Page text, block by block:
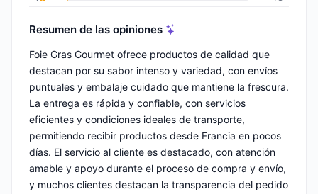
Resumen de las opiniones
Foie Gras Gourmet ofrece productos de calidad que
destacan por su sabor intenso y variedad, con envíos
puntuales y embalaje cuidado que mantiene la frescura.
La entrega es rápida y confiable, con servicios
eficientes y condiciones ideales de transporte,
permitiendo recibir productos desde Francia en pocos
días. El servicio al cliente es destacado, con atención
amable y apoyo durante el proceso de compra y envío,
y muchos clientes destacan la transparencia del pedido